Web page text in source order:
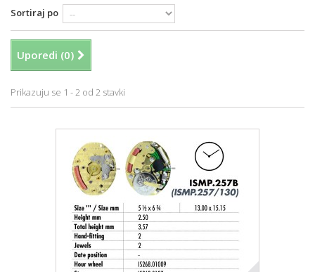
Sortiraj po
Uporedi (0)
Prikazuju se 1 - 2 od 2 stavki